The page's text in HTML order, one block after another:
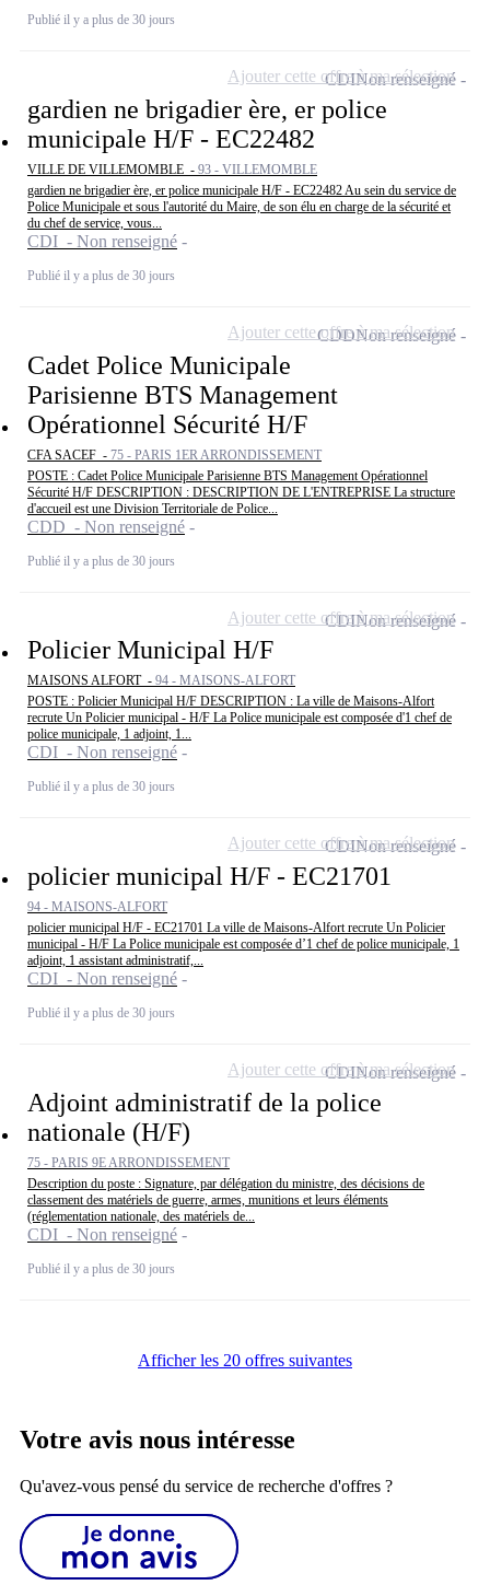
Publié il y a plus de 30 jours
gardien ne brigadier ère, er police
municipale H/F - EC22482
VILLE DE VILLEMOMBLE - 93 - VILLEMOMBLE
gardien ne brigadier ère, er police municipale H/F - EC22482 Au sein du service de
Police Municipale et sous l'autorité du Maire, de son élu en charge de la sécurité et
du chef de service, vous...
CDI - Non renseigné
Publié il y a plus de 30 jours
CDINon renseigné
Ajouter cette offre à ma sélection
Cadet Police Municipale
Parisienne BTS Management
Opérationnel Sécurité H/F
CFA SACEF - 75 - PARIS 1ER ARRONDISSEMENT
POSTE : Cadet Police Municipale Parisienne BTS Management Opérationnel
Sécurité H/F DESCRIPTION : DESCRIPTION DE L'ENTREPRISE La structure
d'accueil est une Division Territoriale de Police...
CDD - Non renseigné
Publié il y a plus de 30 jours
CDDNon renseigné
Ajouter cette offre à ma sélection
Policier Municipal H/F
MAISONS ALFORT - 94 - MAISONS-ALFORT
POSTE : Policier Municipal H/F DESCRIPTION : La ville de Maisons-Alfort
recrute Un Policier municipal - H/F La Police municipale est composée d'1 chef de
police municipale, 1 adjoint, 1...
CDI - Non renseigné
Publié il y a plus de 30 jours
CDINon renseigné
Ajouter cette offre à ma sélection
policier municipal H/F - EC21701
94 - MAISONS-ALFORT
policier municipal H/F - EC21701 La ville de Maisons-Alfort recrute Un Policier
municipal - H/F La Police municipale est composée d’1 chef de police municipale, 1
adjoint, 1 assistant administratif,...
CDI - Non renseigné
Publié il y a plus de 30 jours
CDINon renseigné
Ajouter cette offre à ma sélection
Adjoint administratif de la police
nationale (H/F)
75 - PARIS 9E ARRONDISSEMENT
Description du poste : Signature, par délégation du ministre, des décisions de
classement des matériels de guerre, armes, munitions et leurs éléments
(réglementation nationale, des matériels de...
CDI - Non renseigné
Publié il y a plus de 30 jours
CDINon renseigné
Ajouter cette offre à ma sélection
Afficher les 20 offres suivantes
Votre avis nous intéresse
Qu'avez-vous pensé du service de recherche d'offres ?